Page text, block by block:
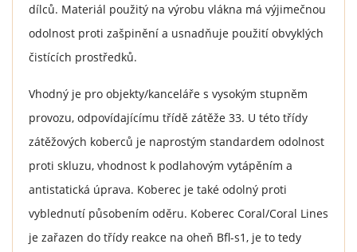
dílců. Materiál použitý na výrobu vlákna má výjimečnou
odolnost proti zašpinění a usnadňuje použití obvyklých
čistících prostředků.
Vhodný je pro objekty/kanceláře s vysokým stupněm
provozu, odpovídajícímu třídě zátěže 33. U této třídy
zátěžových koberců je naprostým standardem odolnost
proti skluzu, vhodnost k podlahovým vytápěním a
antistatická úprava. Koberec je také odolný proti
vyblednutí působením oděru. Koberec Coral/Coral Lines
je zařazen do třídy reakce na oheň Bfl-s1, je to tedy